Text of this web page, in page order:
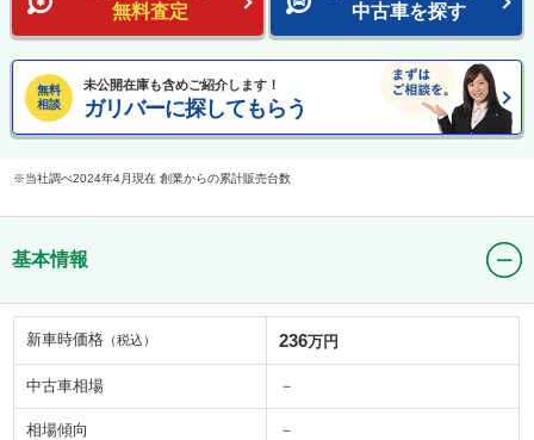
無料査定 中古車を探す
無料
相談
未公開在庫も含めご紹介します！
ガリバーに探してもらう
当社調べ2024年4月現在 創業からの累計販売台数
基本情報
新車時価格 （税込） 236万円
中古車相場 －
相場傾向 －